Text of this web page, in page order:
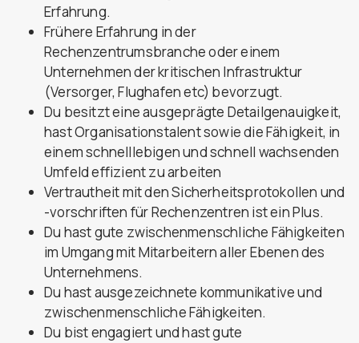
Erfahrung.
Frühere Erfahrung in der
Rechenzentrumsbranche oder einem
Unternehmen der kritischen Infrastruktur
(Versorger, Flughafen etc) bevorzugt.
Du besitzt eine ausgeprägte Detailgenauigkeit,
hast Organisationstalent sowie die Fähigkeit, in
einem schnelllebigen und schnell wachsenden
Umfeld effizient zu arbeiten
Vertrautheit mit den Sicherheitsprotokollen und
-vorschriften für Rechenzentren ist ein Plus.
Du hast gute zwischenmenschliche Fähigkeiten
im Umgang mit Mitarbeitern aller Ebenen des
Unternehmens.
Du hast ausgezeichnete kommunikative und
zwischenmenschliche Fähigkeiten.
Du bist engagiert und hast gute